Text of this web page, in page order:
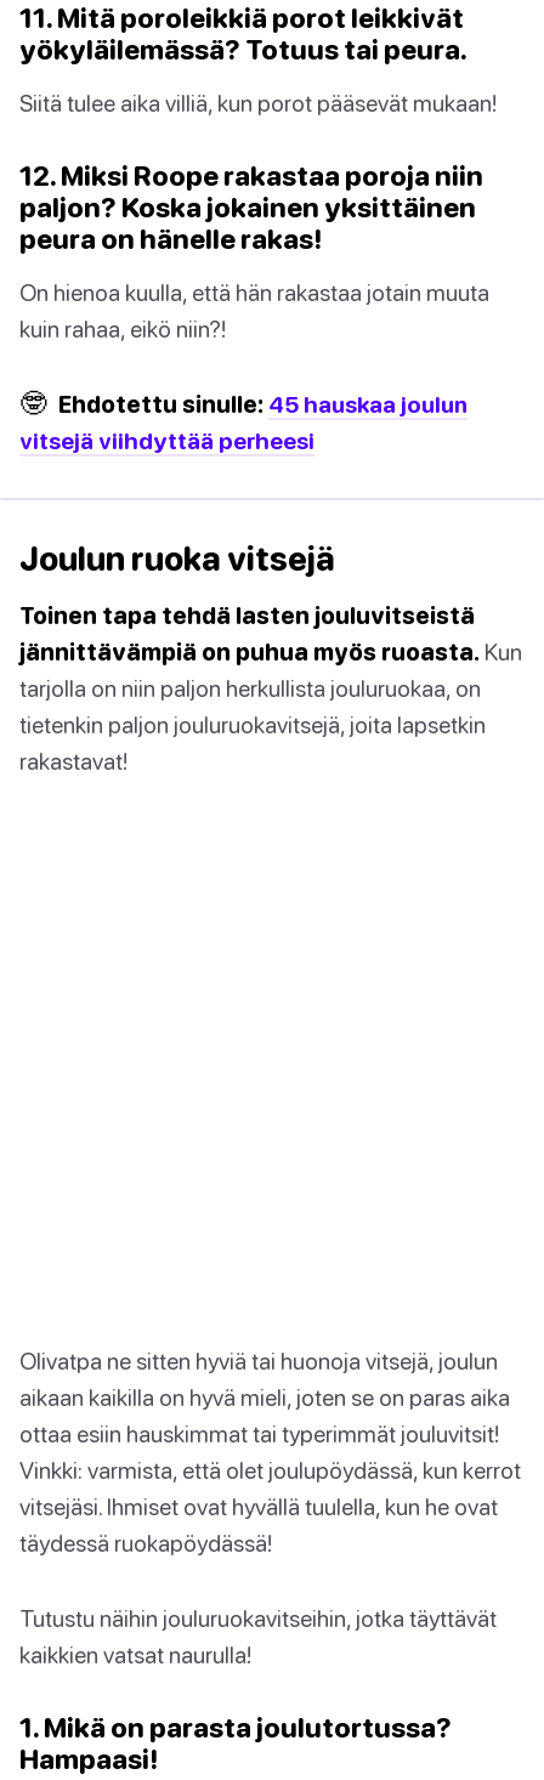
11. Mitä poroleikkiä porot leikkivät
yökyläilemässä? Totuus tai peura.
Siitä tulee aika villiä, kun porot pääsevät mukaan!
12. Miksi Roope rakastaa poroja niin
paljon? Koska jokainen yksittäinen
peura on hänelle rakas!
On hienoa kuulla, että hän rakastaa jotain muuta
kuin rahaa, eikö niin?!
🤓 Ehdotettu sinulle: 45 hauskaa joulun
vitsejä viihdyttää perheesi
Joulun ruoka vitsejä
Toinen tapa tehdä lasten jouluvitseistä
jännittävämpiä on puhua myös ruoasta. Kun
tarjolla on niin paljon herkullista jouluruokaa, on
tietenkin paljon jouluruokavitsejä, joita lapsetkin
rakastavat!
Olivatpa ne sitten hyviä tai huonoja vitsejä, joulun
aikaan kaikilla on hyvä mieli, joten se on paras aika
ottaa esiin hauskimmat tai typerimmät jouluvitsit!
Vinkki: varmista, että olet joulupöydässä, kun kerrot
vitsejäsi. Ihmiset ovat hyvällä tuulella, kun he ovat
täydessä ruokapöydässä!
Tutustu näihin jouluruokavitseihin, jotka täyttävät
kaikkien vatsat naurulla!
1. Mikä on parasta joulutortussa?
Hampaasi!